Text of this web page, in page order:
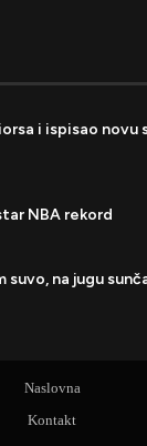
i ispisao novu
NBA rekord
suvo, na jugu
Naslovna
Kontakt